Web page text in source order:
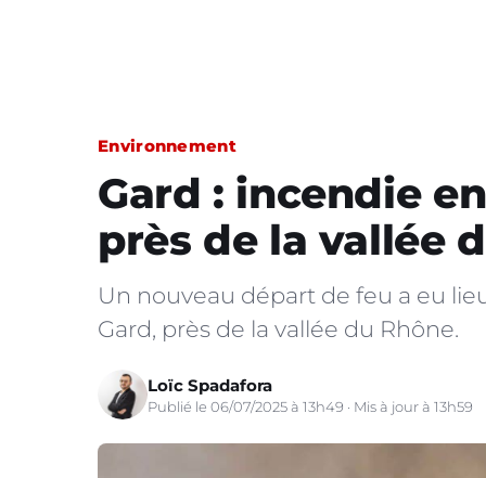
Environnement
Gard : incendie
près de la vallée
Un nouveau départ de feu a eu
Gard, près de la vallée du Rhône.
Loïc Spadafora
Publié le 06/07/2025 à 13h49 · Mis à jour à 13h59